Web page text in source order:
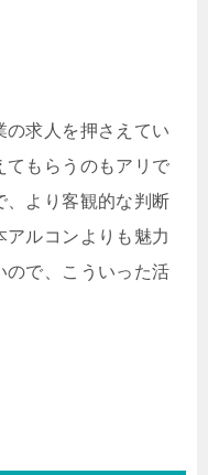
の求人を押さえてい
てもらうのもアリで
、より客観的な判断
ルコンよりも魅力
ので、こういった活